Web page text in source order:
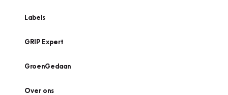
Labels
GRIP Expert
GroenGedaan
Over ons